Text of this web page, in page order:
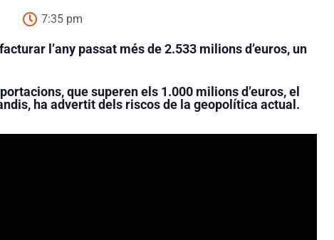
7:35 pm
l’any passat més de 2.533 milions d’euros, un
que superen els 1.000 milions d’euros, el
ha advertit dels riscos de la geopolítica actual.